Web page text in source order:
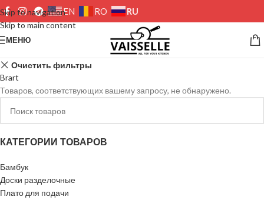
Skip to navigation
Skip to main content
EN RO RU
МЕНЮ
КАТЕГОРИИ ТОВАРОВ
Бамбук
Доски разделочные
Плато для подачи
Очистить фильтры
Brart
Товаров, соответствующих вашему запросу, не обнаружено.